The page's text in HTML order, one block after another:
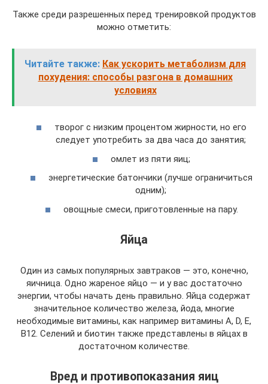
Также среди разрешенных перед тренировкой продуктов
можно отметить:
Читайте также: Как ускорить метаболизм для
похудения: способы разгона в домашних
условиях
творог с низким процентом жирности, но его
следует употребить за два часа до занятия;
омлет из пяти яиц;
энергетические батончики (лучше ограничиться
одним);
овощные смеси, приготовленные на пару.
Яйца
Один из самых популярных завтраков — это, конечно,
яичница. Одно жареное яйцо — и у вас достаточно
энергии, чтобы начать день правильно. Яйца содержат
значительное количество железа, йода, многие
необходимые витамины, как например витамины А, D, Е,
В12. Селений и биотин также представлены в яйцах в
достаточном количестве.
Вред и противопоказания яиц